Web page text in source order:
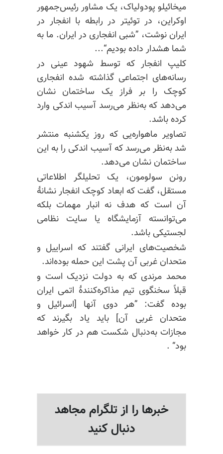
میخائیلو پودولیاک، یک مشاور رئیس‌جمهور
اوکراین، در توئیتر در رابطه با انفجار در
ایران نوشت، ”شبی انفجاری در ایران. ما به
شما هشدار داده بودیم“...
کلیپ انفجار که توسط شهود عینی در
رسانه‌های اجتماعی گذاشته شده انفجاری
کوچک را بر فراز یک ساختمان نشان
می‌دهد که به‌نظر می‌رسد آسیب اندکی وارد
کرده باشد.
تصاویر ماهواره‌یی که روز یکشنبه منتشر
شد به‌نظر می‌رسد که آسیب اندکی را به این
ساختمان نشان می‌دهد.
رونن سولومون، یک تحلیلگر اطلاعاتی
مستقل، گفت که ابعاد کوچک انفجار نشانهٔ
آن است که هدف نه انبار مهمات بلکه
می‌توانسته آزمایشگاه یا سایت نظامی
لجستیکی باشد.
شخصیت‌های ایرانی گفتند که اسراییل و
متحدان غربی آن پشت این حمله بوده‌اند.
محمد مرندی که به دولت نزدیک است و
قبلاً سخنگوی تیم مذاکره‌کنندهٔ اتمی ایران
بوده گفت: ”هر دوی آنها [اسرائیل و
متحدان غربی آن] باید یاد بگیرند که
مجازات به‌دنبال شکست هم در کار خواهد
بود“ .
خبرها را از تلگرام مجاهد
دنبال کنید